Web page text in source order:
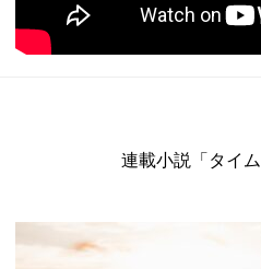
連載小説「タイム